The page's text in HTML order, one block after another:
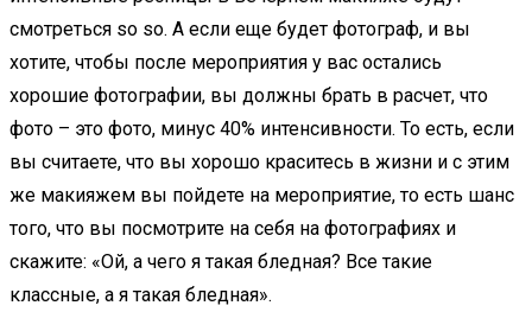
смотреться so so. А если еще будет фотограф, и вы
хотите, чтобы после мероприятия у вас остались
хорошие фотографии, вы должны брать в расчет, что
фото – это фото, минус 40% интенсивности. То есть, если
вы считаете, что вы хорошо краситесь в жизни и с этим
же макияжем вы пойдете на мероприятие, то есть шанс
того, что вы посмотрите на себя на фотографиях и
скажите: «Ой, а чего я такая бледная? Все такие
классные, а я такая бледная».